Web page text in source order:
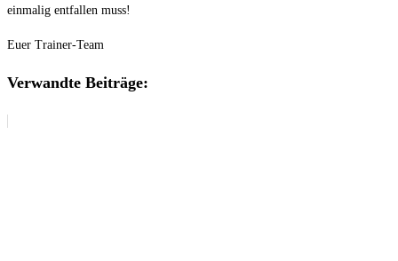
einmalig entfallen muss!
Euer Trainer-Team
Verwandte Beiträge: